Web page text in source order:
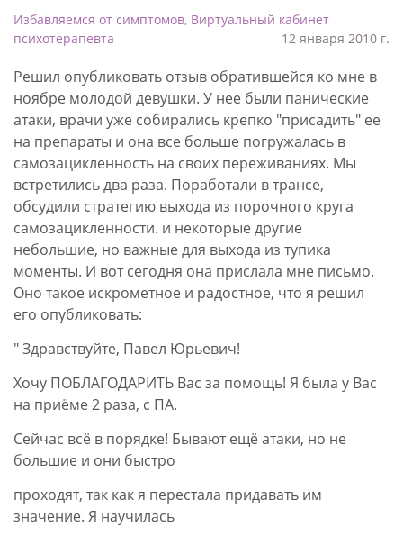
Избавляемся от симптомов, Виртуальный кабинет
психотерапевта
12 января 2010 г.
Решил опубликовать отзыв обратившейся ко мне в
ноябре молодой девушки. У нее были панические
атаки, врачи уже собирались крепко "присадить" ее
на препараты и она все больше погружалась в
самозацикленность на своих переживаниях. Мы
встретились два раза. Поработали в трансе,
обсудили стратегию выхода из порочного круга
самозацикленности. и некоторые другие
небольшие, но важные для выхода из тупика
моменты. И вот сегодня она прислала мне письмо.
Оно такое искрометное и радостное, что я решил
его опубликовать:
" Здравствуйте, Павел Юрьевич!
Хочу ПОБЛАГОДАРИТЬ Вас за помощь! Я была у Вас
на приёме 2 раза, с ПА.
Сейчас всё в порядке! Бывают ещё атаки, но не
большие и они быстро
проходят, так как я перестала придавать им
значение. Я научилась